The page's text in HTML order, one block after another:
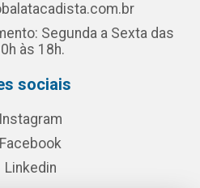
Segunda a Sexta das
às 18h.
sociais
Instagram
Facebook
Linkedin